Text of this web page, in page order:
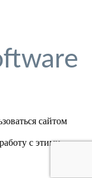
сайтом
с этими